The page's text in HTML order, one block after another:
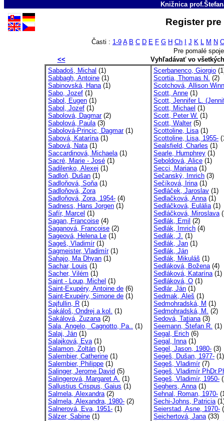
Knižnica
Register
Časti : 1-9 A B C D E F G H Ch J K L M N
Pre pomalé
<<
Vyhľadávať vo
Sabadoš, Michal (1)
Sabbagh, Antoine (1)
Sabinovská, Hana(1)
Sabo, Jozef (1)
Sabol, Eugen (1)
Sabol, Jozef (1)
Sabolová, Dagmar(2)
Sabolová, Paula(3)
Sabolová-Princic, Dagmar(1)
Sabová, Katarína(1)
Sabová, Nata(1)
Saccardinová, Michaela(1)
Sacré, Marie - José (1)
Sadilenko, Alexej (1)
Sadloň, Dušan (1)
Sadloňová, Soňa(1)
Sadloňová, Zora
Sadloňová, Zora, 1954- (4)
Sadness, Hans Jorgen (1)
Safír, Marcel (1)
Sagan, Francoise (4)
Saganová, Francoise (2)
Sageová, Helena Le (1)
Sageš, Vladimír(1)
Sagmeister, Vladimír(1)
Sahajo, Ma Dhyan (1)
Sachar, Louis (1)
Sacher, Vilém (1)
Saint - Loup, Michel (1)
Saint-Exupéry, Antoine de (6)
Saint-Exupéry, Simone de (1)
Sajfullin, R (1)
Sakáloš, Ondrej a kol. (1)
Sakálová, Zuzana(2)
Sala, Angelo, Cagnotto, Pa.. (1)
Salaj, Ján (1)
Salajková, Eva(1)
Salamon, Zoltán (1)
Salembier, Catherine (1)
Salembier, Philippe (1)
Salinger, Jerome David (5)
Salingerová, Margaret A. (1)
Sallustius Crispus, Gaius (1)
Salmela, Alexandra(2)
Salmela, Alexandra, 1980- (2)
Salnerová, Eva, 1951- (1)
Sälzer, Sabine (1)
Scerbanenco, Giorgio
Scortia, Thomas N. (2)
Scotchová, Allison Winn
Scott, Anne (1)
Scott, Jennifer L.
Scott, Michael (1)
Scott, Peter W. (1)
Scott, Walter(5)
Scottoline, Lisa(1)
Scottoline, Lisa, 1955-
Sealsfield, Charles (1)
Searle, Humphrey (1)
Seboldová, Alice (1)
Secci, Mariana(1)
Sečanský, Imrich (3)
Sečíková, Irina(1)
Sedláček, Jaroslav (1)
Sedlačková, Anna(1)
Sedláčková, Eulália(1)
Sedláčková, Miroslava
Sedlák, Emil (2)
Sedlák, Imrich (4)
Sedlák, J. (1)
Sedlák, Jan (1)
Sedlák, Ján
Sedlák, Mikuláš (1)
Sedláková, Božena(4)
Sedláková, Katarína(1)
Sedláková, O (1)
Sedlár, Ján (1)
Sedmak, Aleš (1)
Sedmohradská, M (1)
Sedmohradská, M. (2)
Sedová, Tatiana(3)
Seemann, Štefan R. (1)
Segal, Erich (6)
Segal, Inna(1)
Segel, Jason, 1980- (3)
Segeš, Dušan, 1977- (1)
Segeš, Vladimír(7)
Segeš, Vladimír
Segeš, Vladimír, 1950-
Seghers, Anna(1)
Sehnal, Roman, 1970-
Sechi-Johns, Patricia
Seierstad, Asne, 1970-
Seichertová, Jana(33)